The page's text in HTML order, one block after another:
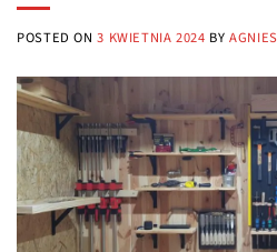
POSTED ON3 KWIETNIA 2024 BY